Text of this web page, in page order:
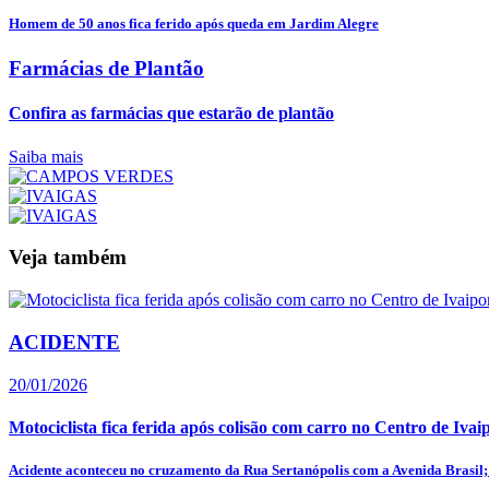
Homem de 50 anos fica ferido após queda em Jardim Alegre
Farmácias de Plantão
Confira as farmácias que estarão de plantão
Saiba mais
Veja também
ACIDENTE
20/01/2026
Motociclista fica ferida após colisão com carro no Centro de
Acidente aconteceu no cruzamento da Rua Sertanópolis com a Avenida